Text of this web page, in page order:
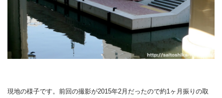
現地の様子です。前回の撮影が2015年2月だったので約1ヶ月振りの取